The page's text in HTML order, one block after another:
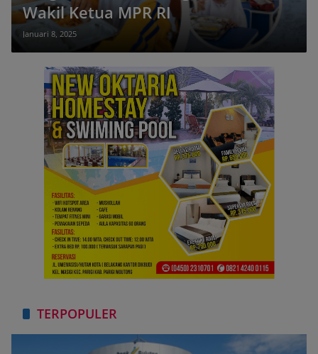
Wakil Ketua MPR RI
Januari 8, 2025
TERPOPULER